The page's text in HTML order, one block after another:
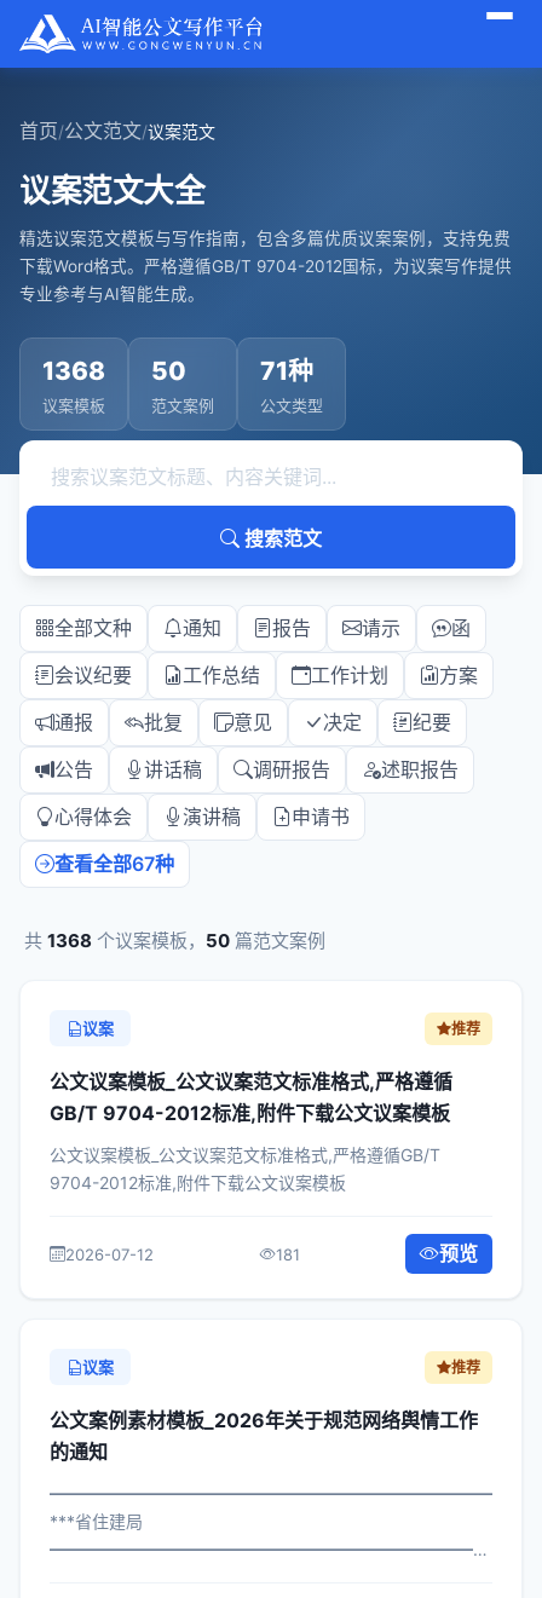
首页/公文范文/议案范文
议案范文大全
精选议案范文模板与写作指南，包含多篇优质议案案例，支持免费
下载Word格式。严格遵循GB/T 9704-2012国标，为议案写作提供
专业参考与AI智能生成。
1368
议案模板
50
范文案例
71种
公文类型
搜索范文
全部文种 通知 报告 请示
函
会议纪要
工作总结 工作计划
方案
通报
批复 意见 决定
纪要
公告
讲话稿 调研报告
述职报告
心得体会
演讲稿
申请书
查看全部67种
共 1368 个议案模板， 50 篇范文案例
议案 推荐
公文议案模板_公文议案范文标准格式,严格遵循
GB/T 9704-2012标准,附件下载公文议案模板
公文议案模板_公文议案范文标准格式,严格遵循GB/T
9704-2012标准,附件下载公文议案模板
2026-07-12 181 预览
议案 推荐
公文案例素材模板_2026年关于规范网络舆情工作
的通知
***省住建局